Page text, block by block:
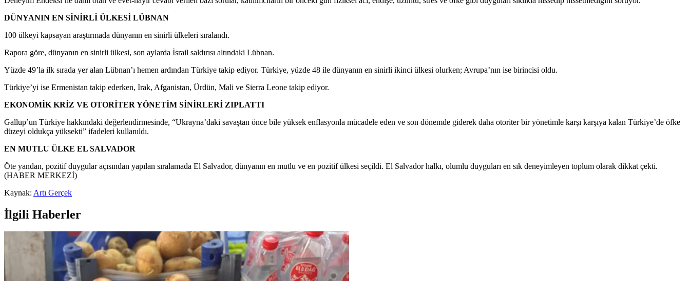
DÜNYANIN EN SİNİRLİ ÜLKESİ LÜBNAN
100 ülkeyi kapsayan araştırmada dünyanın en sinirli ülkeleri sıralandı.
Rapora göre, dünyanın en sinirli ülkesi, son aylarda İsrail saldırısı altındaki Lübnan.
Yüzde 49’la ilk sırada yer alan Lübnan’ı hemen ardından Türkiye takip ediyor. Türkiye, yüzde 48 ile dünyanın en sinirli ikinci ülkesi olurken; Avrupa’nın ise birincisi oldu.
Türkiye’yi ise Ermenistan takip ederken, Irak, Afganistan, Ürdün, Mali ve Sierra Leone takip ediyor.
EKONOMİK KRİZ VE OTORİTER YÖNETİM SİNİRLERİ ZIPLATTI
Gallup’un Türkiye hakkındaki değerlendirmesinde, “Ukrayna’daki savaştan önce bile yüksek enflasyonla mücadele eden ve son dönemde giderek daha otoriter bir yönetimle karşı karşıya kalan Türkiye’de öfke
düzeyi oldukça yüksekti” ifadeleri kullanıldı.
EN MUTLU ÜLKE EL SALVADOR
Öte yandan, pozitif duygular açısından yapılan sıralamada El Salvador, dünyanın en mutlu ve en pozitif ülkesi seçildi. El Salvador halkı, olumlu duyguları en sık deneyimleyen toplum olarak dikkat çekti.
(HABER MERKEZİ)
Kaynak: Artı Gerçek
İlgili Haberler